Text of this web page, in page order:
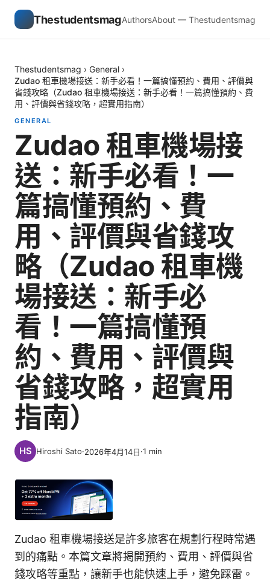
ThestudentsmagAuthorsAbout — Thestudentsmag
Thestudentsmag › General ›
Zudao 租車機場接送：新手必看！一篇搞懂預約、費用、評價與
省錢攻略（Zudao 租車機場接送：新手必看！一篇搞懂預約、費
用、評價與省錢攻略，超實用指南）
GENERAL
Zudao 租車機場接
送：新手必看！一
篇搞懂預約、費
用、評價與省錢攻
略（Zudao 租車機
場接送：新手必
看！一篇搞懂預
約、費用、評價與
省錢攻略，超實用
指南）
Hiroshi Sato·2026年4月14日·1 min
Zudao 租車機場接送是許多旅客在規劃行程時常遇
到的痛點。本篇文章將揭開預約、費用、評價與省
錢攻略等重點，讓新手也能快速上手，避免踩雷。